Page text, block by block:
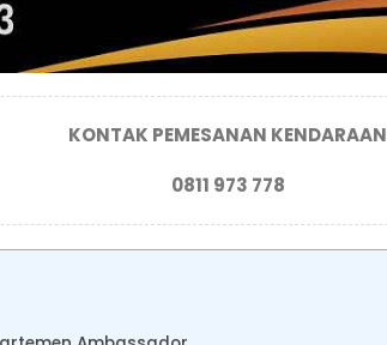
KONTAK PEMESANAN KENDARAAN
0811 973 778